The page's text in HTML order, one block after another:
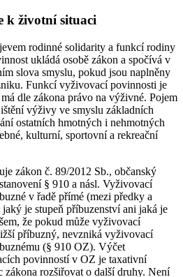
k životní situaci
rodinné solidarity a funkcí rodiny
ukládá osobě zákon a spočívá v
slova smyslu, pokud jsou naplněny
Funkcí vyživovací povinnosti je
dle zákona právo na výživné. Pojem
výživy ve smyslu základních
ostatních hmotných i nehmotných
kulturní, sportovní a rekreační
zákon č. 89/2012 Sb., občanský
§ 910 a násl. Vyživovací
v řadě přímé (mezi předky a
je stupeň příbuzenství ani jaká je
že pokud může vyživovací
příbuzný, nevzniká vyživovací
(§ 910 OZ). Výčet
povinností v OZ je taxativní
zákona rozšiřovat o další druhy. Není